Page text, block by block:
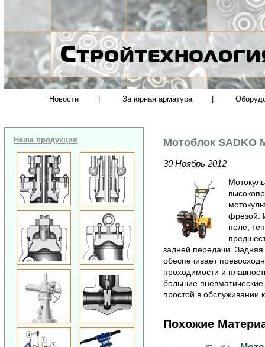
Новости Запорная арматура
Наша продукция Мотоблок SADKO
30 Ноябрь 2012
фрезой.
поле,
задней передачи.
обеспечивает
проходимости и
большие
простой в обслуживании
Похожие